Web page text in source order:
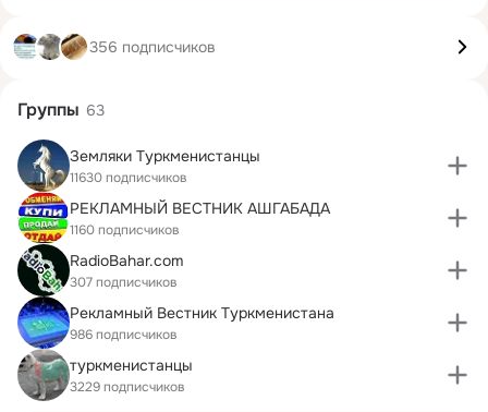
356 подписчиков
Группы 63
Земляки Туркменистанцы
11630 подписчиков
РЕКЛАМНЫЙ ВЕСТНИК АШГАБАДА
1160 подписчиков
RadioBahar.com
307 подписчиков
Рекламный Вестник Туркменистана
986 подписчиков
туркменистанцы
3229 подписчиков